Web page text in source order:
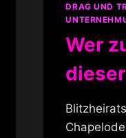
DRAG UND
Wer